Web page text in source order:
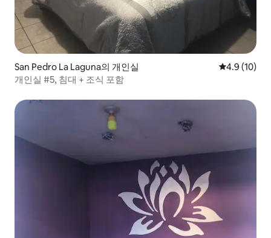
San Pedro La Laguna의 개인실 평점 4.9점(5
4.9 (10)
개인실 #5, 침대 + 조식 포함